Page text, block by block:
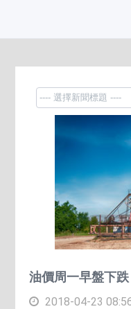
油價周一早盤下跌
2018-04-23